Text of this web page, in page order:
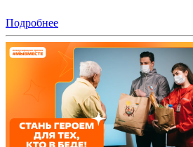
Подробнее